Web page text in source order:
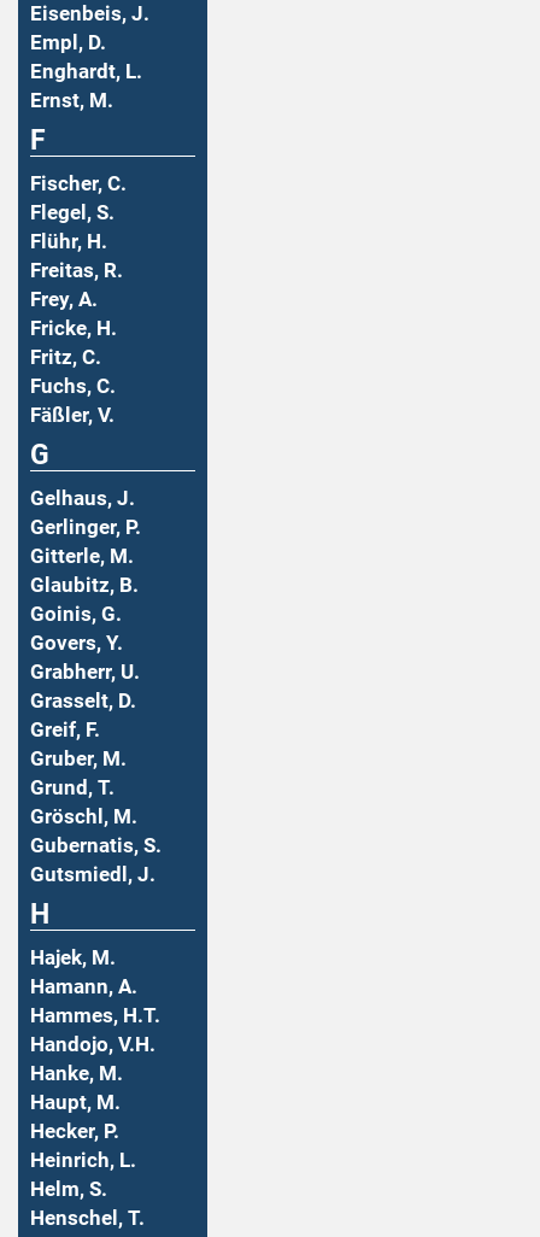
Eisenbeis, J.
Empl, D.
Enghardt, L.
Ernst, M.
F
Fischer, C.
Flegel, S.
Flühr, H.
Freitas, R.
Frey, A.
Fricke, H.
Fritz, C.
Fuchs, C.
Fäßler, V.
G
Gelhaus, J.
Gerlinger, P.
Gitterle, M.
Glaubitz, B.
Goinis, G.
Govers, Y.
Grabherr, U.
Grasselt, D.
Greif, F.
Gruber, M.
Grund, T.
Gröschl, M.
Gubernatis, S.
Gutsmiedl, J.
H
Hajek, M.
Hamann, A.
Hammes, H.T.
Handojo, V.H.
Hanke, M.
Haupt, M.
Hecker, P.
Heinrich, L.
Helm, S.
Henschel, T.